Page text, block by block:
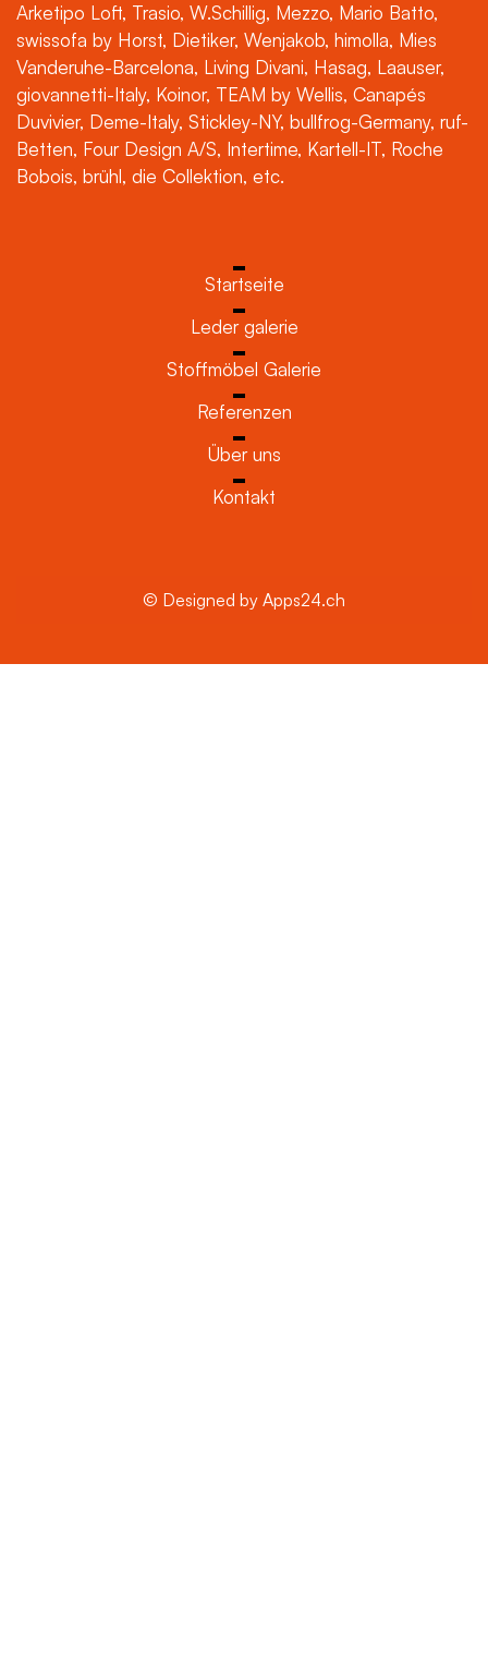
Arketipo Loft, Trasio, W.Schillig, Mezzo, Mario Batto,
swissofa by Horst, Dietiker, Wenjakob, himolla, Mies
Vanderuhe-Barcelona, Living Divani, Hasag, Laauser,
giovannetti-Italy, Koinor, TEAM by Wellis, Canapés
Duvivier, Deme-Italy, Stickley-NY, bullfrog-Germany, ruf-
Betten, Four Design A/S, Intertime, Kartell-IT, Roche
Bobois, brühl, die Collektion, etc.
Startseite
Leder galerie
Stoffmöbel Galerie
Referenzen
Über uns
Kontakt
© Designed by Apps24.ch